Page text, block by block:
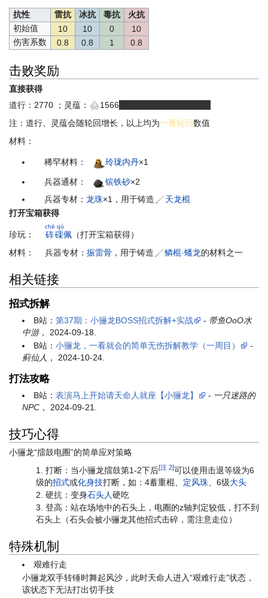
抗性 雷抗 冰抗 毒抗
火抗
初始值
10 10 0
10
伤害系数
0.8 0.8 1 0.8
击败奖励
直接获得
道行：2770 ；灵蕴：
1566
注：道行、灵蕴会随轮回增长，以上均为一番轮回数值
材料：
稀罕材料： 玲珑内丹×1
兵器通材： 镔铁砂×2
兵器专材：龙珠×1，用于铸造
天龙棍
打开宝箱获得
珍玩： 砗磲
chē qú
佩 （打开宝箱获得）
材料：
兵器专材： 振雷骨 ，用于铸造 鳞棍·蟠龙的材料之一
相关链接
招式拆解
B站：第37期：小骊龙BOSS招式拆解+实战 - 带鱼OoO水
中游， 2024-09-18.
B站：小骊龙，一看就会的简单无伤拆解教学（一周目）
-
蓟仙人 ， 2024-10-24.
打法攻略
B站：表演马上开始请天命人就座【小骊龙】 - 一只迷路的
NPC ， 2024-09-21.
技巧心得
小骊龙“擂鼓电圈”的简单应对策略
打断：当小骊龙擂鼓第1-2下后[注 2]可以使用击退等级为6
级的招式或化身技打断，如：4蓄重棍、 定风珠 、6级大头
硬抗：变身石头人硬吃
登高：站在场地中的石头上，电圈的z轴判定较低，打不到
石头上（石头会被小骊龙其他招式击碎，需注意走位）
特殊机制
艰难行走
小骊龙双手转锤时舞起风沙，此时天命人进入“艰难行走”状态，
该状态下无法打出切手技